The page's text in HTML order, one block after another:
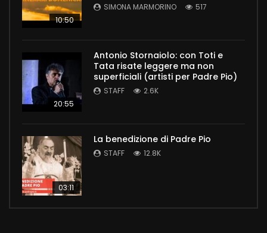
10:50
SIMONA MARMORINO 517
20:55
Antonio Stornaiolo: con Toti e
Tata risate leggere ma non
superficiali (artisti per Padre Pio)
STAFF 2.6K
03:11
La benedizione di Padre Pio
STAFF 12.8K